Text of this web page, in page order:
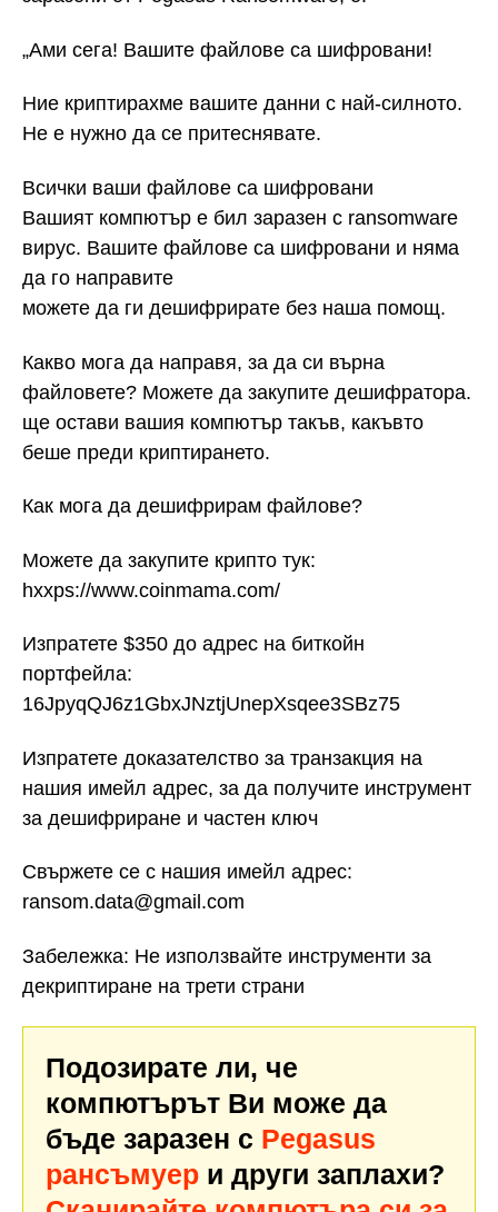
„Ами сега! Вашите файлове са шифровани!
Ние криптирахме вашите данни с най-силното.
Не е нужно да се притеснявате.
Всички ваши файлове са шифровани
Вашият компютър е бил заразен с ransomware
вирус. Вашите файлове са шифровани и няма
да го направите
можете да ги дешифрирате без наша помощ.
Какво мога да направя, за да си върна
файловете? Можете да закупите дешифратора.
ще остави вашия компютър такъв, какъвто
беше преди криптирането.
Как мога да дешифрирам файлове?
Можете да закупите крипто тук:
hxxps://www.coinmama.com/
Изпратете $350 до адрес на биткойн
портфейла:
16JpyqQJ6z1GbxJNztjUnepXsqee3SBz75
Изпратете доказателство за транзакция на
нашия имейл адрес, за да получите инструмент
за дешифриране и частен ключ
Свържете се с нашия имейл адрес:
ransom.data@gmail.com
Забележка: Не използвайте инструменти за
декриптиране на трети страни
Подозирате ли, че
компютърът Ви може да
бъде заразен с Pegasus
рансъмуер и други заплахи?